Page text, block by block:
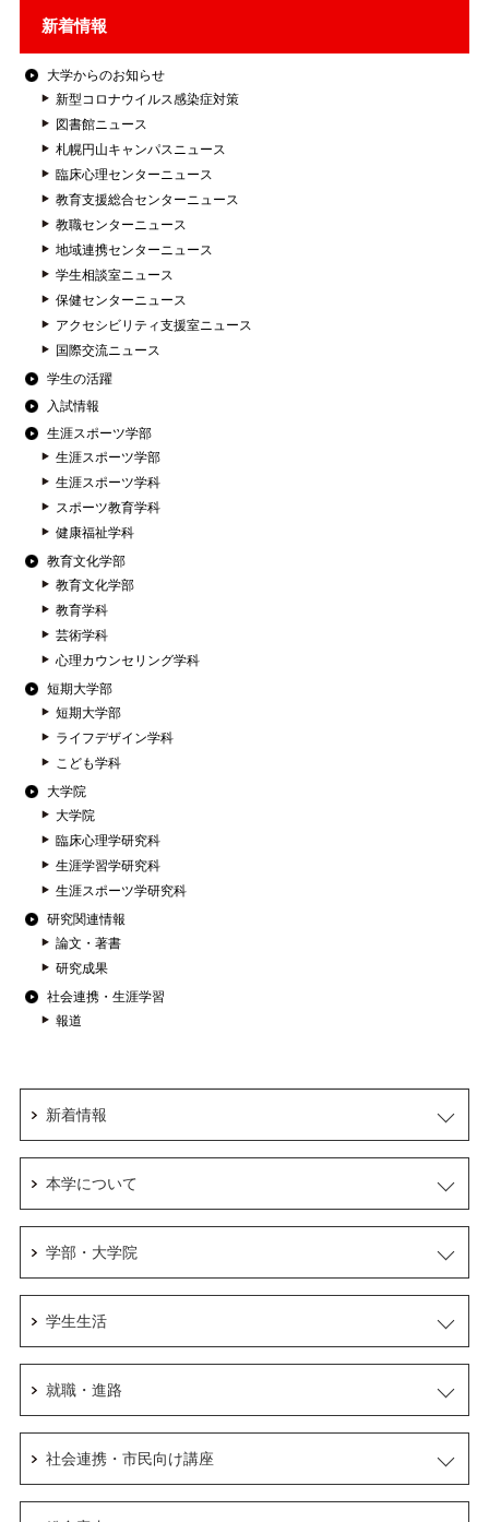
新着情報
大学からのお知らせ
新型コロナウイルス感染症対策
図書館ニュース
札幌円山キャンパスニュース
臨床心理センターニュース
教育支援総合センターニュース
教職センターニュース
地域連携センターニュース
学生相談室ニュース
保健センターニュース
アクセシビリティ支援室ニュース
国際交流ニュース
学生の活躍
入試情報
生涯スポーツ学部
生涯スポーツ学部
生涯スポーツ学科
スポーツ教育学科
健康福祉学科
教育文化学部
教育文化学部
教育学科
芸術学科
心理カウンセリング学科
短期大学部
短期大学部
ライフデザイン学科
こども学科
大学院
大学院
臨床心理学研究科
生涯学習学研究科
生涯スポーツ学研究科
研究関連情報
論文・著書
研究成果
社会連携・生涯学習
報道
新着情報
本学について
学部・大学院
学生生活
就職・進路
社会連携・市民向け講座